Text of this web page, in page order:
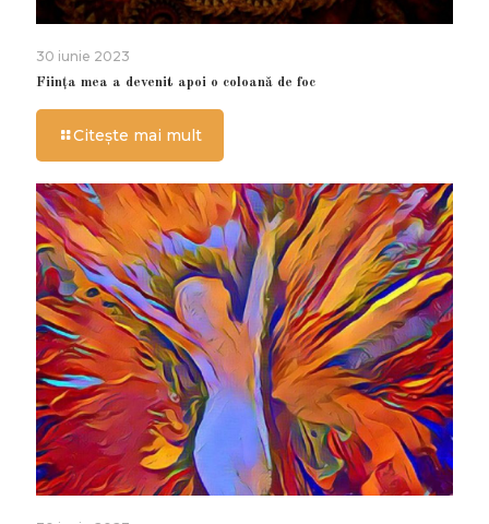
30 iunie 2023
Ființa mea a devenit apoi o coloană de foc
Citește mai mult